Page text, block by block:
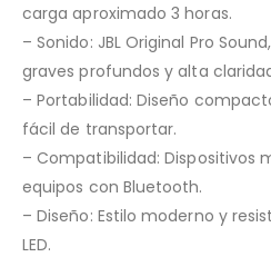
carga aproximado 3 horas.
– Sonido: JBL Original Pro
graves profundos y alta
– Portabilidad: Diseño
fácil de transportar.
– Compatibilidad: Dispositivos
equipos con Bluetooth.
– Diseño: Estilo moderno y
LED.